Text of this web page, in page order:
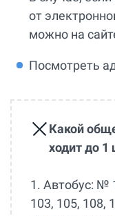
от
можно на
Посмотреть
Какой
ходит до
1. Автобус: №
103, 105, 108,